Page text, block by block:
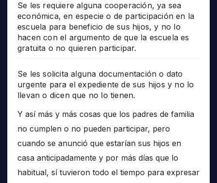
Se les requiere alguna cooperación, ya sea
económica, en especie o de participación en la
escuela para beneficio de sus hijos, y no lo
hacen con el argumento de que la escuela es
gratuita o no quieren participar.
Se les solicita alguna documentación o dato
urgente para el expediente de sus hijos y no lo
llevan o dicen que no lo tienen.
Y así más y más cosas que los padres de familia
no cumplen o no pueden participar, pero
cuando se anunció que estarían sus hijos en
casa anticipadamente y por más días que lo
habitual, sí tuvieron todo el tiempo para expresar